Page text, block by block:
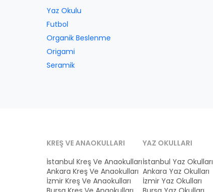
Yaz Okulu
Futbol
Organik Beslenme
Origami
Seramik
KREŞ VE ANAOKULLARI
İstanbul Kreş Ve Anaokulları
Ankara Kreş Ve Anaokulları
İzmir Kreş Ve Anaokulları
YAZ OKULLARI
İstanbul Yaz Okulları
Ankara Yaz Okulları
İzmir Yaz Okulları